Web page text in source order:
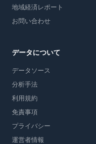
地域経済レポート
お問い合わせ
データについて
データソース
分析手法
利用規約
免責事項
プライバシー
運営者情報